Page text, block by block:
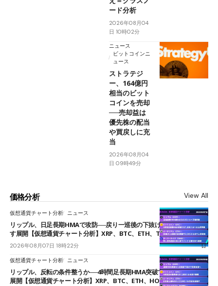
ード分析
2026年08月04
日 10時02分
ニュース
ビットコインニ
ュース
ストラテジ
ー、164億円
相当のビット
コインを売却
──売却益は
優先株の配当
や買戻しに充
当
2026年08月04
日 09時49分
価格分析 View All
仮想通貨チャート分析 ニュース
リップル、日足長期HMAで攻防──戻り一巡後の下抜けで0.95ドルを試
す展開【仮想通貨チャート分析】XRP、BTC、ETH、TAKE
2026年08月07日 18時22分
仮想通貨チャート分析 ニュース
リップル、反転の条件整うか──4時間足長期HMA突破で雲下端を目指す
展開【仮想通貨チャート分析】XRP、BTC、ETH、HOME